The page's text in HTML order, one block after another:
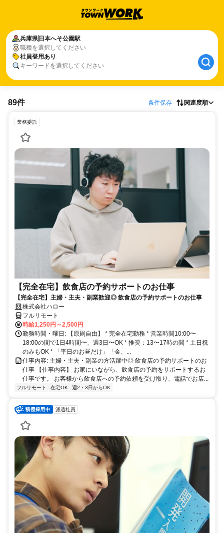
兵庫県 日本へそ公園駅
職種を選択してください
社員登用あり
キーワードを選択してください
89件 条件保存 関連度順
業務委託
【完全在宅】飲食店の予約サポートのお仕事
【完全在宅】主婦・主夫・副業歓迎◎ 飲食店の予約サポートのお仕事
株式会社ハロー
フルリモート
時給1,250円～2,500円
勤務時間・曜日: 【原則自由】 * 完全在宅勤務 * 営業時間10:00〜
18:00の間で1日4時間〜、週3日〜OK * 推奨：13〜17時の間 * 土日祝
のみもOK * 「平日のお昼だけ」「金、...
仕事内容: 主婦・主夫・副業の方活躍中◎ 飲食店の予約サポートのお
仕事 【仕事内容】 お家にいながら、飲食店の予約をサポートするお
仕事です。 お客様から飲食店への予約依頼を受け取り、電話でお店...
フルリモート 在宅OK 週2・3日からOK
派遣社員